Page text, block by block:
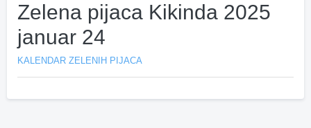
Zelena pijaca Kikinda 2025
januar 24
KALENDAR ZELENIH PIJACA